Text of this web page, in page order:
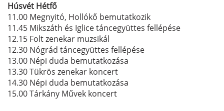
Húsvét Hétfő
11.00 Megnyitó, Hollókő bemutatkozik
11.45 Mikszáth és Iglice táncegyüttes fellépése
12.15 Folt zenekar muzsikál
12.30 Nógrád táncegyüttes fellépése
13.00 Népi duda bemutatkozása
13.30 Tükrös zenekar koncert
14.30 Népi duda bemutatkozása
15.00 Tárkány Művek koncert